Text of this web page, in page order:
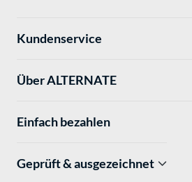
Kundenservice
Über ALTERNATE
Einfach bezahlen
Geprüft & ausgezeichnet